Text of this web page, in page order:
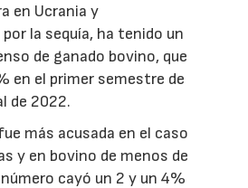
en Ucrania y
la sequía, ha tenido un
de ganado bovino, que
en el primer semestre de
de 2022.
más acusada en el caso
y en bovino de menos de
cayó un 2 y un 4%